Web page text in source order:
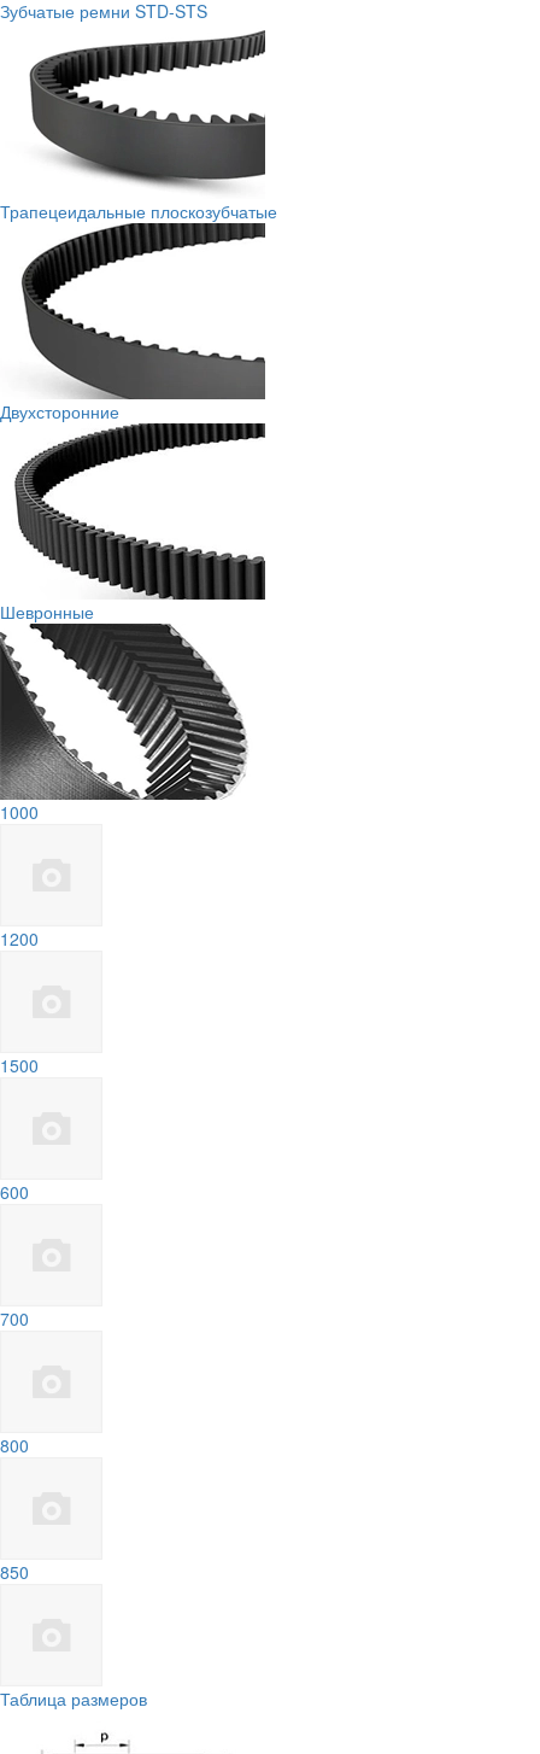
Зубчатые ремни STD-STS
Трапецеидальные плоскозубчатые
Двухсторонние
Шевронные
1000
1200
1500
600
700
800
850
Таблица размеров